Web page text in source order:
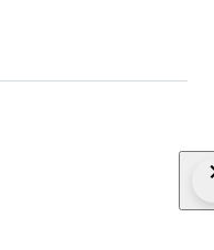
Correa: Piel marrón. Cierre:
Deployante de
22.5 mm. Anchura cierre:
tarifa (PVP): 14000€